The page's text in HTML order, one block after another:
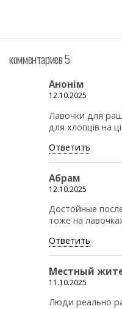
комментариев 5
Анонім
12.10.2025
Лавочки для
для хлопців на
Ответить
Абрам
12.10.2025
Достойные
тоже на
Ответить
Местный
11.10.2025
Люди реально